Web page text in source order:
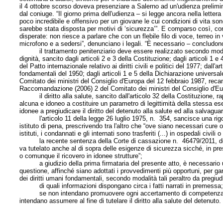
il 4 ottobre scorso doveva presenziare a Salerno ad un'udienza
dal coniuge. “Il giorno prima dell'udienza – si legge ancora nella
poco incredibile e offensivo per un giovane le cui condizioni di vita
sarebbe stata disposta per motivi di ‘sicurezza’”. E comparso così,
disperate: non riesce a parlare che con un flebile filo di voce, terreo
microfono e a sedersi”, denunciano i legali. “È necessario –
il trattamento penitenziario deve essere realizzato secondo
dignità, sancito dagli articoli 2 e 3 della Costituzione; dagli articoli 1 e
del Patto internazionale relativo ai diritti civili e politici del 1977;
fondamentali del 1950; dagli articoli 1 e 5 della Dichiarazione
Comitato dei ministri del Consiglio d'Europa del 12 febbraio 1987,
Raccomandazione (2006) 2 del Comitato dei ministri del Consiglio
il diritto alla salute, sancito dall'articolo 32 della Costituzione,
alcuna e idoneo a costituire un parametro di legittimità della stessa
idonee a pregiudicare il diritto del detenuto alla salute ed alla
l'articolo 11 della legge 26 luglio 1975, n. 354, sancisce una
istituto di pena, prescrivendo tra l'altro che “ove siano necessari
istituti, i condannati e gli internati sono trasferiti (...) in ospedali civili o
la recente sentenza della Corte di cassazione n. 46479/2011, del
va tutelato anche al di sopra delle esigenze di sicurezza sicché, in
o comunque il ricovero in idonee strutture”;
a giudizio della prima firmataria del presente atto, è necessario
questione, affinché siano adottati i provvedimenti più opportuni, per
dei diritti umani fondamentali, secondo modalità tali peraltro da
di quali informazioni dispongano circa i fatti narrati in premessa;
se non intendano promuovere ogni accertamento di
intendano assumere al fine di tutelare il diritto alla salute del detenuto.